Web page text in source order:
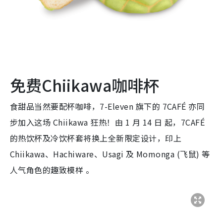
免费Chiikawa咖啡杯
食甜品当然要配杯咖啡，7-Eleven 旗下的 7CAFÉ 亦同
步加入这场 Chiikawa 狂热！由 1 月 14 日 起，7CAFÉ
的热饮杯及冷饮杯套将换上全新限定设计，印上
Chiikawa、Hachiware、Usagi 及 Momonga (飞鼠) 等
人气角色的趣致模样 。